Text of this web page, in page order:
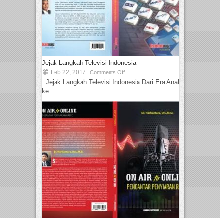
Jejak Langkah Televisi Indonesia
Feb 22, 2017 Comments Off
Jejak Langkah Televisi Indonesia Dari Era Analog
ke...